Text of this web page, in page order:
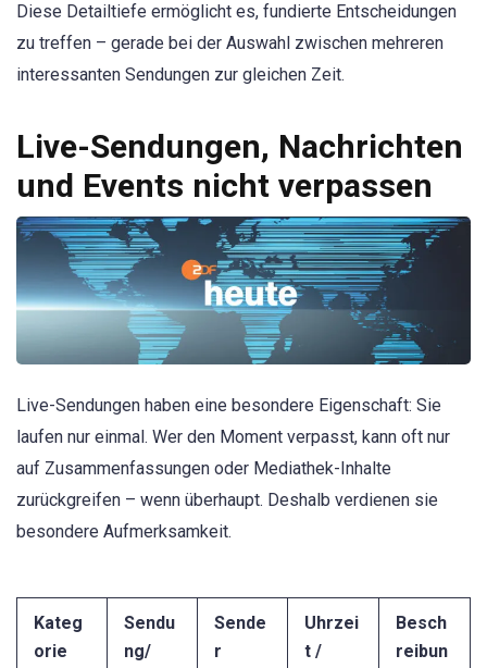
Diese Detailtiefe ermöglicht es, fundierte Entscheidungen
zu treffen – gerade bei der Auswahl zwischen mehreren
interessanten Sendungen zur gleichen Zeit.
Live-Sendungen, Nachrichten
und Events nicht verpassen
Live-Sendungen haben eine besondere Eigenschaft: Sie
laufen nur einmal. Wer den Moment verpasst, kann oft nur
auf Zusammenfassungen oder Mediathek-Inhalte
zurückgreifen – wenn überhaupt. Deshalb verdienen sie
besondere Aufmerksamkeit.
Kateg
orie
Sendu
ng/
Sende
r
Uhrzei
t /
Besch
reibun